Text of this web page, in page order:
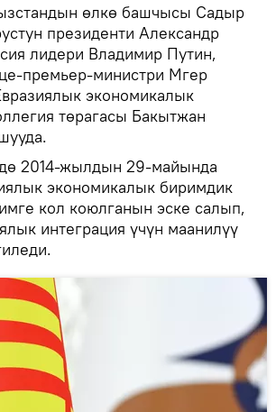
өлкө башчысы Садыр
президенти Александр
лидери Владимир Путин,
премьер-министри Мгер
экономикалык
төрагасы Бакытжан
2014-жылдын 29-майында
экономикалык биримдик
кол коюлганын эске салып,
интеграция үчүн маанилүү